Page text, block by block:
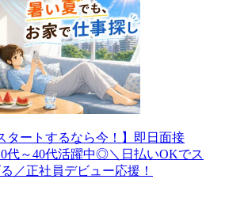
タートするなら今！】即日面接
代～40代活躍中◎＼日払いOKでス
／正社員デビュー応援！